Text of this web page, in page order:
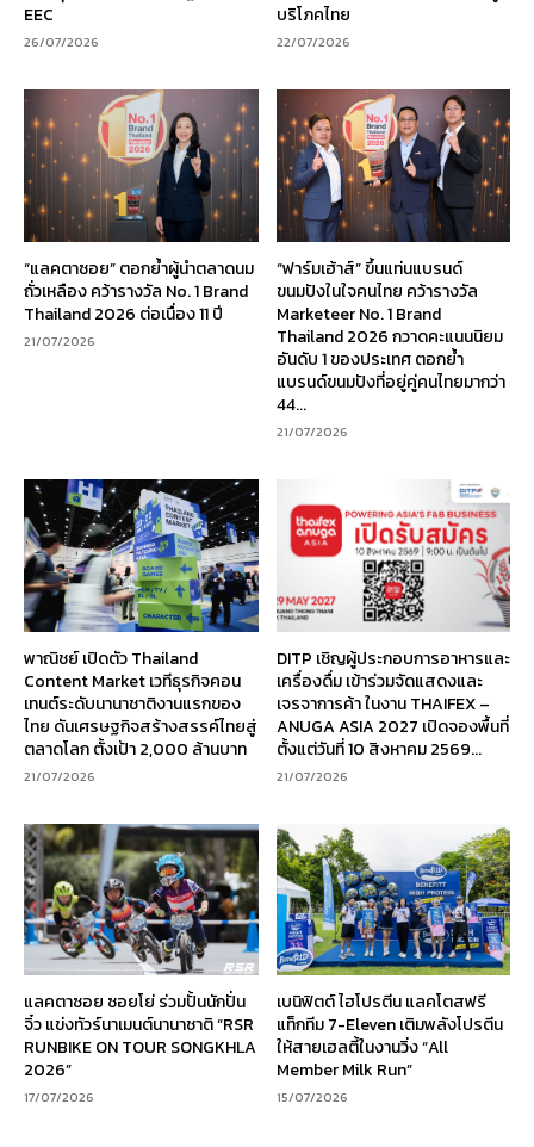
EEC
26/07/2026
บริโภคไทย
22/07/2026
“แลคตาซอย” ตอกย้ำผู้นำตลาดนม
ถั่วเหลือง คว้ารางวัล No. 1 Brand
Thailand 2026 ต่อเนื่อง 11 ปี
21/07/2026
“ฟาร์มเฮ้าส์” ขึ้นแท่นแบรนด์
ขนมปังในใจคนไทย คว้ารางวัล
Marketeer No. 1 Brand
Thailand 2026 กวาดคะแนนนิยม
อันดับ 1 ของประเทศ ตอกย้ำ
แบรนด์ขนมปังที่อยู่คู่คนไทยมากว่า
44...
21/07/2026
พาณิชย์ เปิดตัว Thailand
Content Market เวทีธุรกิจคอน
เทนต์ระดับนานาชาติงานแรกของ
ไทย ดันเศรษฐกิจสร้างสรรค์ไทยสู่
ตลาดโลก ตั้งเป้า 2,000 ล้านบาท
21/07/2026
DITP เชิญผู้ประกอบการอาหารและ
เครื่องดื่ม เข้าร่วมจัดแสดงและ
เจรจาการค้า ในงาน THAIFEX –
ANUGA ASIA 2027 เปิดจองพื้นที่
ตั้งแต่วันที่ 10 สิงหาคม 2569...
21/07/2026
แลคตาซอย ซอยโย่ ร่วมปั้นนักปั่น
จิ๋ว แข่งทัวร์นาเมนต์นานาชาติ “RSR
RUNBIKE ON TOUR SONGKHLA
2026”
17/07/2026
เบนิฟิตต์ ไฮโปรตีน แลคโตสฟรี
แท็กทีม 7-Eleven เติมพลังโปรตีน
ให้สายเฮลตี้ในงานวิ่ง “All
Member Milk Run”
15/07/2026